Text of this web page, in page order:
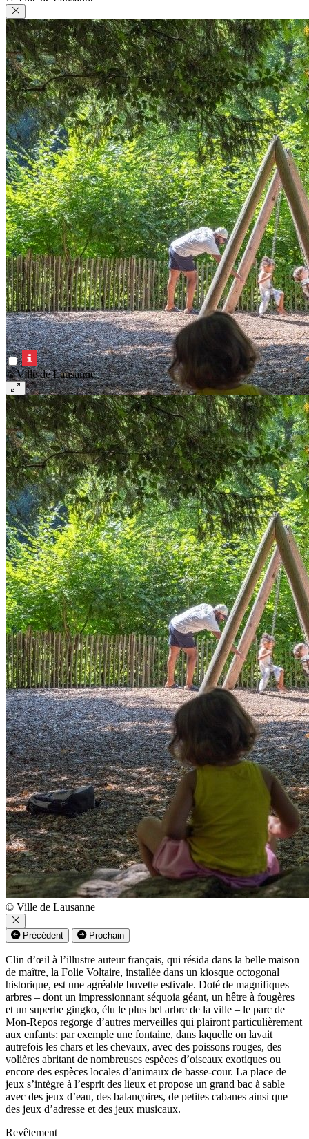
© Ville de Lausanne
© Ville de Lausanne
Précédent Prochain
Clin d’œil à l’illustre auteur français, qui résida dans la belle maison
de maître, la Folie Voltaire, installée dans un kiosque octogonal
historique, est une agréable buvette estivale. Doté de magnifiques
arbres – dont un impressionnant séquoia géant, un hêtre à fougères
et un superbe gingko, élu le plus bel arbre de la ville – le parc de
Mon-Repos regorge d’autres merveilles qui plairont particulièrement
aux enfants: par exemple une fontaine, dans laquelle on lavait
autrefois les chars et les chevaux, avec des poissons rouges, des
volières abritant de nombreuses espèces d’oiseaux exotiques ou
encore des espèces locales d’animaux de basse-cour. La place de
jeux s’intègre à l’esprit des lieux et propose un grand bac à sable
avec des jeux d’eau, des balançoires, de petites cabanes ainsi que
des jeux d’adresse et des jeux musicaux.
Revêtement